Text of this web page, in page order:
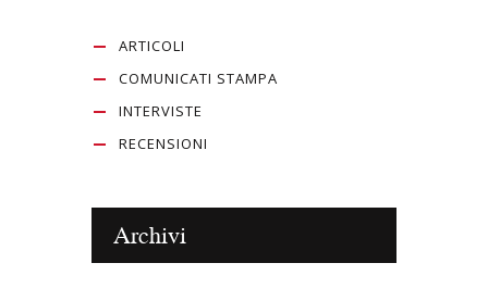
ARTICOLI
COMUNICATI STAMPA
INTERVISTE
RECENSIONI
Archivi